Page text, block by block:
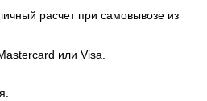
расчет при самовывозе из
или Visa.